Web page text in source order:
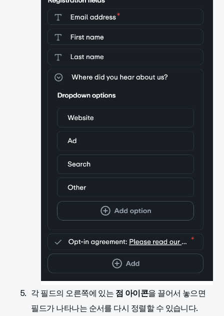
각 필드의 오른쪽에 있는점 아이콘을 끌어서 놓으면
필드가 나타나는 순서를 다시 정렬할 수 있습니다.